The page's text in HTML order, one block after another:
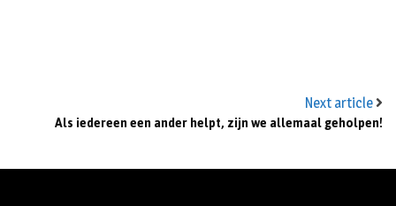
Next article
Als iedereen een ander helpt, zijn we allemaal geholpen!